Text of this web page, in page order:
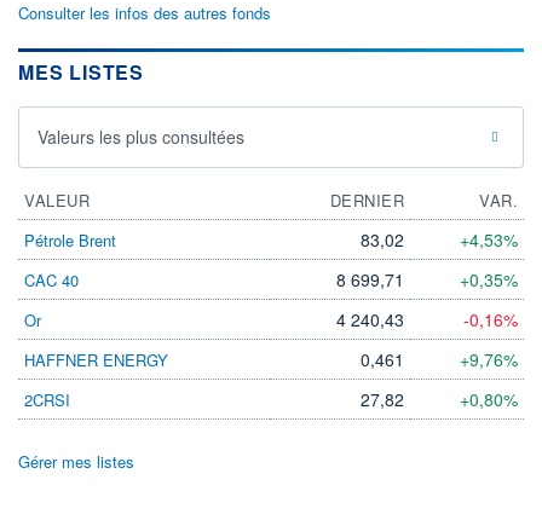
Consulter les infos des autres fonds
MES LISTES
Valeurs les plus consultées
VALEUR DERNIER
VAR.
Pétrole Brent
83,02 +4,53%
CAC 40 8 699,71 +0,35%
Or 4 240,43 -0,16%
HAFFNER ENERGY 0,461 +9,76%
2CRSI 27,82 +0,80%
Gérer mes listes